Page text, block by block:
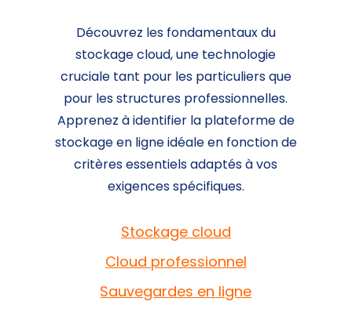
Découvrez les fondamentaux du
stockage cloud, une technologie
cruciale tant pour les particuliers que
pour les structures professionnelles.
Apprenez à identifier la plateforme de
stockage en ligne idéale en fonction de
critères essentiels adaptés à vos
exigences spécifiques.
Stockage cloud
Cloud professionnel
Sauvegardes en ligne